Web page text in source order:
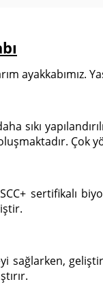
sıkı
Çok
sertifikalı
sağlarken,